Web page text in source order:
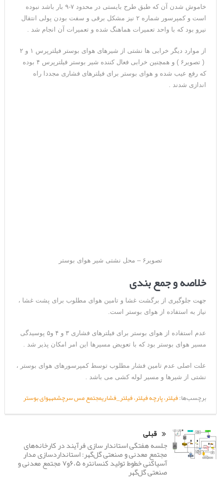
خاموش شدن آن که طبق طرح بایستی در محدود ۷-۹ بار باشد نبوده
است و کمپرسور شماره ۲ نیز مشکل برقی و سفت بودن پولی انتقال
نیرو بود که با واحد تعمیرات هماهنگ شده و تعمیرات آن انجام شد .
از موارد دیگر خرابی ها نشتی از شیرهای هوای بوستر فیلترپرس ۱ و ۲
( تصویر۶ ) و همچنین خرابی فعال کننده شیر بوستر فیلترپرس ۴ بوده
که رفع عیب شده و هوای بوستر برای فیلترهای فشاری مجددا راه
اندازی شدند .
تصویر۶ – محل نشتی شیر هوای بوستر
خلاصه و جمع بندی
جهت جلوگیری از برگشت غشا و تامین هوای مطلوب برای پشت غشا ،
نیاز به استفاده از هوای بوستر است.
عدم استفاده از هوای بوستر برای فیلترهای فشاری ۳ و ۴ و۵ پوسیدگی
مسیر هوای بوستر بود که با تعویض مسیرها این امر امکان پذیر شد .
علت اصلی عدم تامین فشار مطلوب توسط کمپرسورهای هوای بوستر ،
نشتی از شیرها و مسیر لوله کشی می باشد .
برچسب‌ها:فیلتر، پارچه فیلتر، فیلتر_فشاریمجتمع مس سرچشمههوای بوستر
قبلی
جلسه هفتگی استاندار سازی فرآیند در کارخانه‌های
مجتمع معدنی و صنعتی گل‌گهر: استانداردسازی مدار
آسیاکنی خطوط تولید کنسانتره ۶،۵و۷ مجتمع معدنی و
صنعتی گل‌گهر